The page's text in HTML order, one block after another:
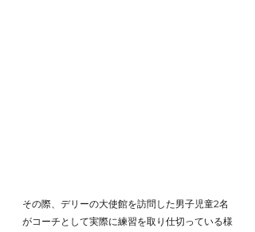
その際、デリーの大使館を訪問した男子児童2名
がコーチとして実際に練習を取り仕切っている様